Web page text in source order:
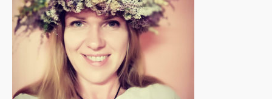
IEPRIEKŠĒJIE
SAIETI
PAR MUMS
LOMU SPĒLE